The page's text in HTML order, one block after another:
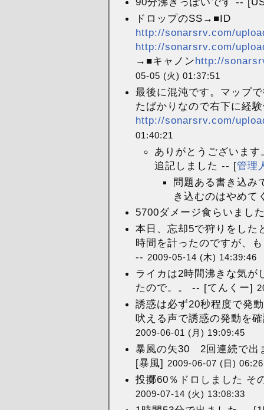
ドロップのSS→■ID
http://sonarsrv.com/
http://sonarsrv.com/
→■キャノンhttp://
05-05 (火) 01:37:51
最後に混沌です。マップ
たばかりなので右下に経
http://sonarsrv.com/
01:40:21
ありがとうございま
追記しました -- [管理
問題ある書き込み
き込むのはやめ
5700ダメージ食らいまし
本日、忘却5で狩りをした
時間を計ったのですが、
-- 2009-05-14 (木) 14:39:46
ライカは2時間沸きな気
たので。。 -- [てんくー]
誘惑は必ず20秒程度で発
吠える声で誘惑の発動を
2009-06-01 (月) 19:09:45
暴風の矢30 2回連続で出
[暴風] 2009-06-07 (日)
投擲60％ドロしました そ
2009-07-14 (火) 13:08:33